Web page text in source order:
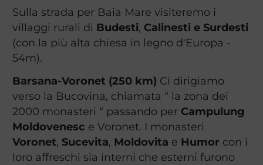
Sulla strada per Baia Mare visiteremo i
villaggi rurali di Budesti, Calinesti e Surdesti
(con la più alta chiesa in legno d'Europa -
54m).
Barsana-Voronet (250 km) Ci dirigiamo
verso la Bucovina, chiamata “ la zona dei
2000 monasteri “ passando per Campulung
Moldovenesc e Voronet. I monasteri
Voronet, Sucevita, Moldovita e Humor con i
loro affreschi sia interni che esterni furono